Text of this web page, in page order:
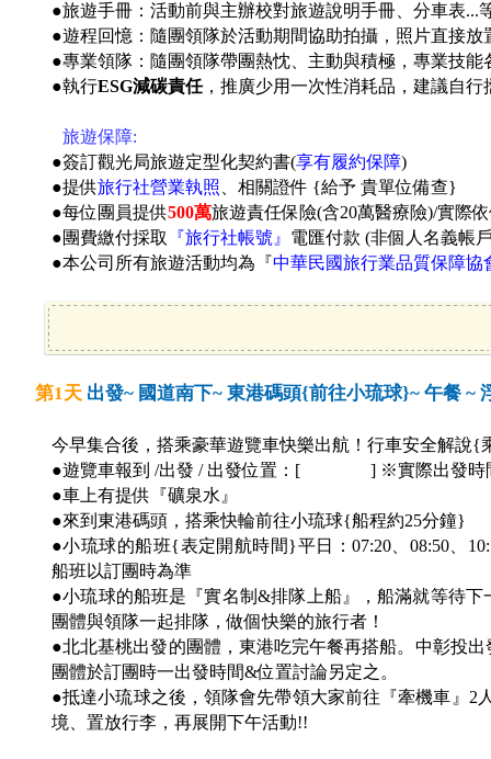
●旅遊手冊：活動前與主辦校對旅遊說明手冊、分車表...
●遊程回憶：隨團領隊於活動期間協助拍攝，照片直接放
●專業領隊：隨團領隊帶團熱忱、主動與積極，專業技能
●執行ESG減碳責任，推廣少用一次性消耗品，建議自
旅遊保障:
●簽訂觀光局旅遊定型化契約書(享有履約保障)
●提供旅行社營業執照 、相關證件 {給予 貴單位備查}
●每位團員提供500萬旅遊責任保險(含20萬醫療險)/實際
●團費繳付採取
『旅行社帳號』 電匯付款 (非個人名義帳
●本公司所有旅遊活動均為『中華民國旅行業品質保障協
第1天 出發~ 國道南下~ 東港碼頭{前往小琉球}~ 午餐 ~
今早集合後，搭乘豪華遊覽車快樂出航！行車安全解說{
●遊覽車報到 /出發 / 出發位置：[ ] ※實際出發時間
●車上有提供『礦泉水』
●來到東港碼頭，搭乘快輪前往小琉球{船程約25分鐘}
●小琉球的船班{表定開航時間}平日：07:20、08:50、
船班以訂團時為準
●小琉球的船班是『實名制&排隊上船』，船滿就等待
團體與領隊一起排隊，做個快樂的旅行者！
●北北基桃出發的團體，東港吃完午餐再搭船。中彰投
團體於訂團時一出發時間&位置討論另定之。
●抵達小琉球之後，領隊會先帶領大家前往『牽機車』2
境、置放行李，再展開下午活動!!